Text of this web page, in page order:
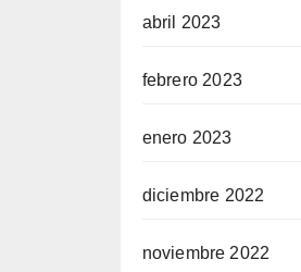
abril 2023
febrero 2023
enero 2023
diciembre 2022
noviembre 2022